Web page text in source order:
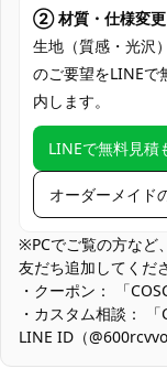
使用場所
収納方法
商品状態
薄手で通気性を優先
す。強い光下ではイ
インナーの併用を推
② 材質・仕様変更
生地（質感・光沢
のご要望をLINEで
内します。
LINEで無料見積
オーダーメイド
※PCでご覧の方など
友だち追加してくだ
・クーポン： 「
・カスタム相談： 「
LINE ID（@600rcvvo